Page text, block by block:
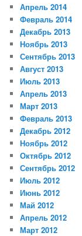
Апрель 2014
Февраль 2014
Декабрь 2013
Ноябрь 2013
Сентябрь 2013
Август 2013
Июль 2013
Апрель 2013
Март 2013
Февраль 2013
Декабрь 2012
Ноябрь 2012
Октябрь 2012
Сентябрь 2012
Июль 2012
Июнь 2012
Май 2012
Апрель 2012
Март 2012